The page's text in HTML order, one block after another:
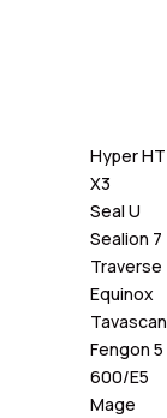
Hyper HT
X3
Seal U
Sealion 7
Traverse
Equinox
Tavascan
Fengon 5
600/E5
Mage